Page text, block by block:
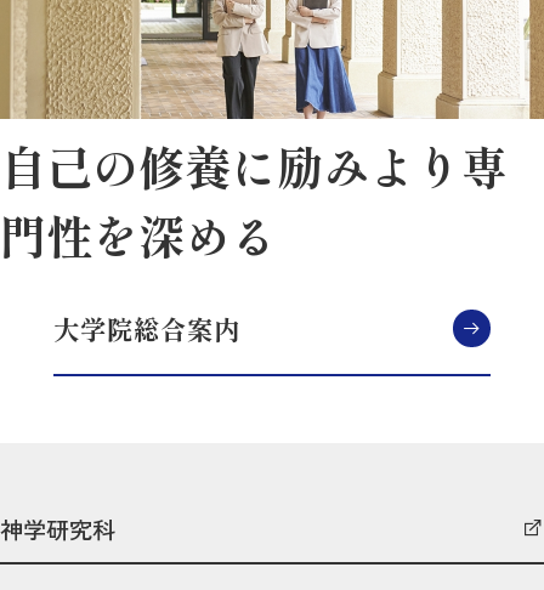
自己の修養に励みより専
門性を深める
大学院総合案内
神学研究科